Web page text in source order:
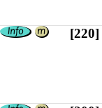
[220]